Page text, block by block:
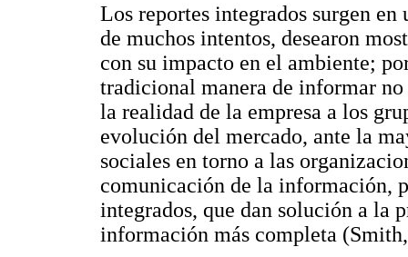
Los reportes integrados surgen en
de muchos intentos, desearon
con su impacto en el ambiente;
tradicional manera de informar
la realidad de la empresa a los
evolución del mercado, ante la
sociales en torno a las
comunicación de la información,
integrados, que dan solución a la
información más completa